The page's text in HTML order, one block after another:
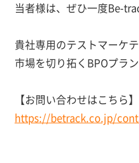
当者様は、ぜひ一度Be-
貴社専用のテストマーケ
市場を切り拓くBPOプラ
【お問い合わせはこちら】
https://betrack.co.jp/